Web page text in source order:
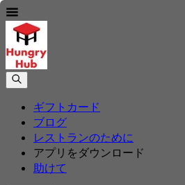
ギフトカード
ブログ
レストランのために
アプリをダウンロード
助けて